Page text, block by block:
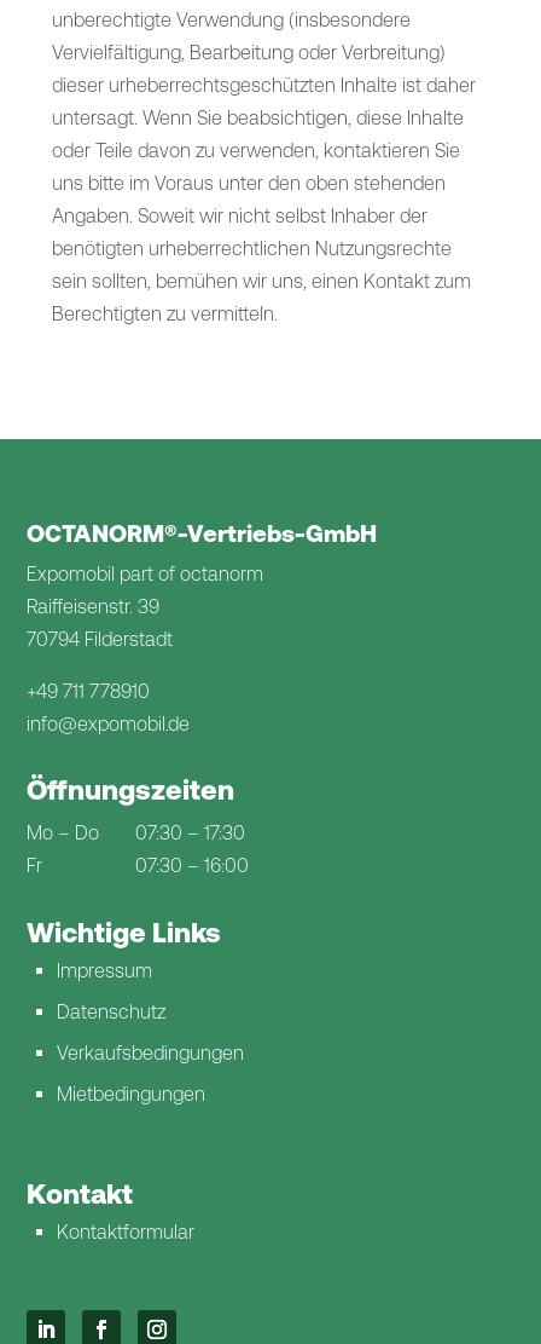
unberechtigte Verwendung (insbesondere
Vervielfältigung, Bearbeitung oder Verbreitung)
dieser urheberrechtsgeschützten Inhalte ist daher
untersagt. Wenn Sie beabsichtigen, diese Inhalte
oder Teile davon zu verwenden, kontaktieren Sie
uns bitte im Voraus unter den oben stehenden
Angaben. Soweit wir nicht selbst Inhaber der
benötigten urheberrechtlichen Nutzungsrechte
sein sollten, bemühen wir uns, einen Kontakt zum
Berechtigten zu vermitteln.
OCTANORM®-Vertriebs-GmbH
Expomobil part of octanorm
Raiffeisenstr. 39
70794 Filderstadt
+49 711 778910
info@expomobil.de
Öffnungszeiten
Mo – Do
07:30 – 17:30
Fr
07:30 – 16:00
Wichtige Links
Impressum
Datenschutz
Verkaufsbedingungen
Mietbedingungen
Kontakt
Kontaktformular